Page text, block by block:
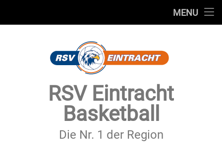
MENU
SECHSTER MANN
RSV Eintracht
Basketball
Die Nr. 1 der Region